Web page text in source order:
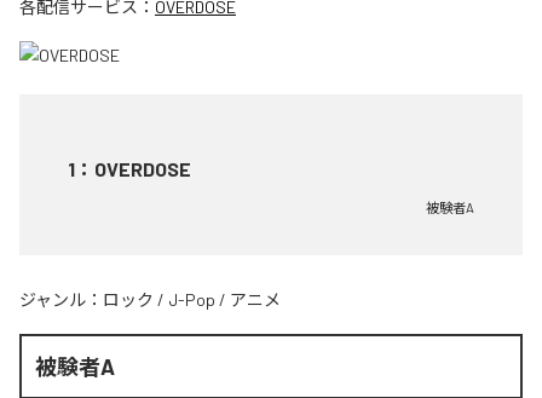
各配信サービス： OVERDOSE
1 ： OVERDOSE
被験者A
ジャンル： ロック / J-Pop / アニメ
被験者A